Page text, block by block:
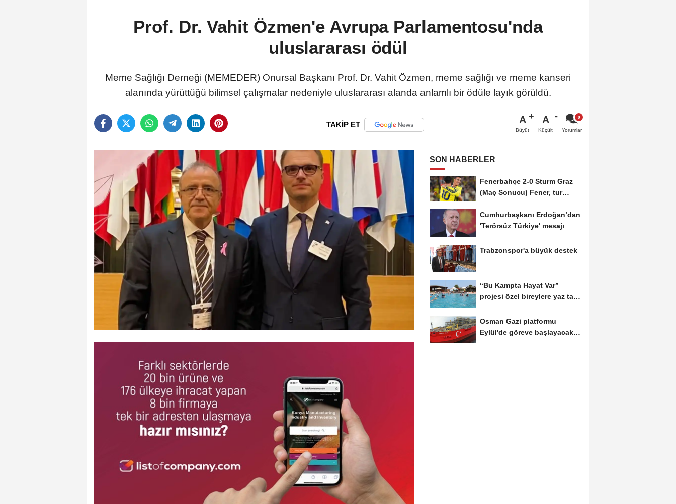
Prof. Dr. Vahit Özmen'e Avrupa Parlamentosu'nda
uluslararası ödül
Meme Sağlığı Derneği (MEMEDER) Onursal Başkanı Prof. Dr. Vahit Özmen, meme sağlığı ve meme kanseri
alanında yürüttüğü bilimsel çalışmalar nedeniyle uluslararası alanda anlamlı bir ödüle layık görüldü.
TAKİP ET A
Büyüt
A
Küçült Yorumlar
SON HABERLER
Fenerbahçe 2-0 Sturm Graz
(Maç Sonucu) Fener, tur
Cumhurbaşkanı Erdoğan’dan
'Terörsüz Türkiye' mesajı
Trabzonspor'a büyük destek
“Bu Kampta Hayat Var”
projesi özel bireylere yaz tatili
Osman Gazi platformu
Eylül'de göreve başlayacak...